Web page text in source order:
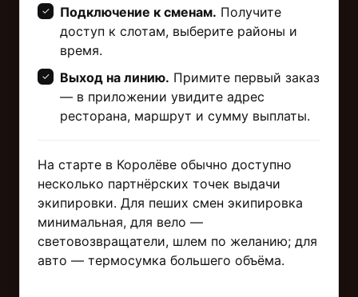
Подключение к сменам. Получите
доступ к слотам, выберите районы и
время.
Выход на линию. Примите первый заказ
— в приложении увидите адрес
ресторана, маршрут и сумму выплаты.
На старте в Королёве обычно доступно
несколько партнёрских точек выдачи
экипировки. Для пеших смен экипировка
минимальная, для вело —
световозвращатели, шлем по желанию; для
авто — термосумка большего объёма.